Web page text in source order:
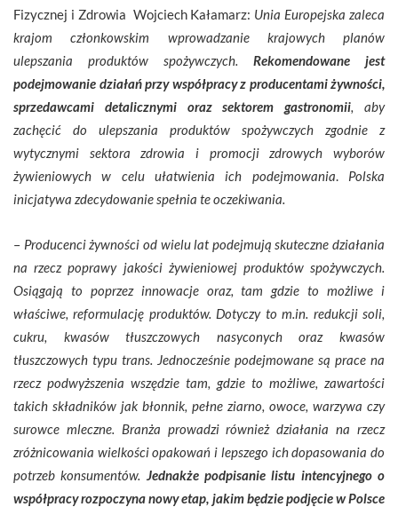
Fizycznej i Zdrowia ­ Wojciech Kałamarz: Unia Europejska zaleca
krajom członkowskim wprowadzanie krajowych planów
ulepszania produktów spożywczych. Rekomendowane jest
podejmowanie działań przy współpracy z producentami żywności,
sprzedawcami detalicznymi oraz sektorem gastronomii , aby
zachęcić do ulepszania produktów spożywczych zgodnie z
wytycznymi sektora zdrowia i promocji zdrowych wyborów
żywieniowych w celu ułatwienia ich podejmowania
Polska
inicjatywa zdecydowanie spełnia te oczekiwania.
– Producenci żywności od wielu lat podejmują skuteczne działania
na rzecz poprawy jakości żywieniowej produktów spożywczych.
Osiągają to poprzez innowacje oraz, tam gdzie to możliwe i
właściwe, reformulację produktów. Dotyczy to m.in. redukcji soli,
cukru, kwasów tłuszczowych nasyconych oraz kwasów
tłuszczowych typu trans. Jednocześnie podejmowane są prace na
rzecz podwyższenia wszędzie tam, gdzie to możliwe, zawartości
takich składników jak błonnik, pełne ziarno, owoce, warzywa czy
surowce mleczne. Branża prowadzi również działania na rzecz
zróżnicowania wielkości opakowań i lepszego ich dopasowania do
potrzeb konsumentów.
Jednakże podpisanie listu intencyjnego o
współpracy rozpoczyna nowy etap, jakim będzie podjęcie w Polsce